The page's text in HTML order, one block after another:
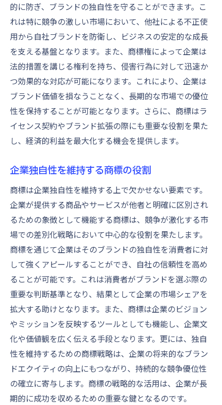
商標が企業成長に与える影響
成長戦略としての商標保護
商標が新市場開拓を後押しする方法
企業成長を支える商標の経済的価値
商標育成がもたらす長期的な利益
商標保護によるリスク管理
市場競争における商標の役割とその未来
進化する商標の市場戦略
未来の商標保護技術
グローバル市場における商標の重要性
デジタル時代の商標管理
商標の未来と企業の挑戦
企業価値向上の鍵となる商標戦略
商標戦略が企業価値に与える影響
成功する商標戦略の構築法
企業価値向上に繋がる商標管理
商標戦略と財務パフォーマンスの関連
商標が企業のブランディングを強化する方
法
商標戦略におけるイノベーション
ブランド価値を高める商標保護の効果
商標保護とブランド価値の相関
ブランド価値向上のための商標施策
的に防ぎ、ブランドの独自性を守ることができます。こ
れは特に競争の激しい市場において、他社による不正使
用から自社ブランドを防衛し、ビジネスの安定的な成長
を支える基盤となります。また、商標権によって企業は
法的措置を講じる権利を持ち、侵害行為に対して迅速か
つ効果的な対応が可能になります。これにより、企業は
ブランド価値を損なうことなく、長期的な市場での優位
性を保持することが可能となります。さらに、商標はラ
イセンス契約やブランド拡張の際にも重要な役割を果た
し、経済的利益を最大化する機会を提供します。
企業独自性を維持する商標の役割
商標は企業独自性を維持する上で欠かせない要素です。
企業が提供する商品やサービスが他者と明確に区別され
るための象徴として機能する商標は、競争が激化する市
場での差別化戦略において中心的な役割を果たします。
商標を通じて企業はそのブランドの独自性を消費者に対
して強くアピールすることができ、自社の信頼性を高め
ることが可能です。これは消費者がブランドを選ぶ際の
重要な判断基準となり、結果として企業の市場シェアを
拡大する助けとなります。また、商標は企業のビジョン
やミッションを反映するツールとしても機能し、企業文
化や価値観を広く伝える手段となります。更には、独自
性を維持するための商標戦略は、企業の将来的なブラン
ドエクイティの向上にもつながり、持続的な競争優位性
の確立に寄与します。商標の戦略的な活用は、企業が長
期的に成功を収めるための重要な鍵となるのです。